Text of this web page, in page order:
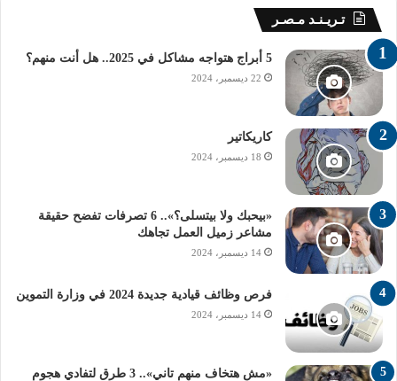
تـريـنـد مـصـر
5 أبراج هتواجه مشاكل في 2025.. هل أنت منهم؟
22 ديسمبر، 2024
كاريكاتير
18 ديسمبر، 2024
«بيحبك ولا بيتسلى؟».. 6 تصرفات تفضح حقيقة
مشاعر زميل العمل تجاهك
14 ديسمبر، 2024
فرص وظائف قيادية جديدة 2024 في وزارة التموين
14 ديسمبر، 2024
«مش هتخاف منهم تاني».. 3 طرق لتفادي هجوم